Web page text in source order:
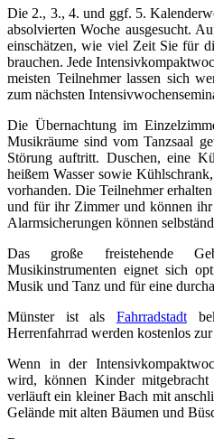
Die 2., 3., 4. und ggf. 5.
absolvierten Woche ausgesucht.
einschätzen, wie viel Zeit Sie für
brauchen. Jede
meisten Teilnehmer lassen sich
zum nächsten
Die Übernachtung im
Musikräume sind vom Tanzsaal
Störung auftritt. Duschen, eine
heißem Wasser sowie
vorhanden. Die Teilnehmer
und für ihr Zimmer und können
Alarmsicherungen können
Das große freistehende
Musikinstrumenten eignet sich
Musik und Tanz und für eine
Münster ist als Fahrradstadt
Herrenfahrrad werden kostenlos
Wenn in der
wird, können Kinder
verläuft ein kleiner Bach mit
Gelände mit alten Bäumen und